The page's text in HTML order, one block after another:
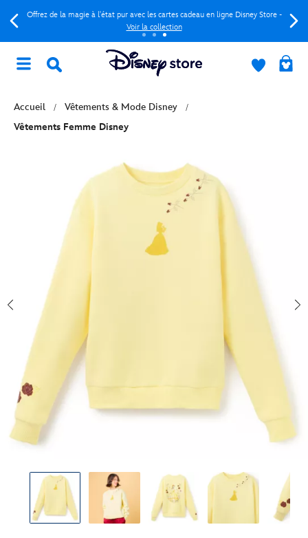
Offrez de la magie à l'état pur avec les cartes cadeau en ligne Disney Store -
Voir la collection
Accueil
Vêtements & Mode Disney
Vêtements Femme Disney